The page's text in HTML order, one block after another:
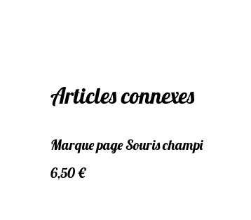
Articles connexes
Marque page Souris champi
6,50 €